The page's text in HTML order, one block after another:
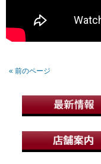
« 前のページ